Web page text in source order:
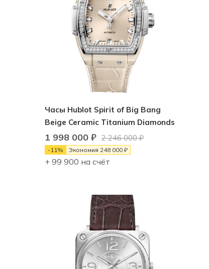
Часы Hublot Spirit of Big Bang
Beige Ceramic Titanium Diamonds
1 998 000 ₽ 2 246 000₽
-11 % Экономия 248 000 ₽
+ 99 900 на счёт